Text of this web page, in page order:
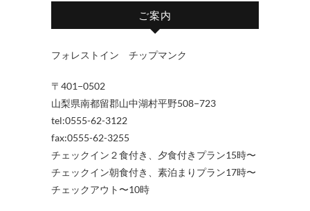
ご案内
フォレストイン チップマンク
〒401−0502
山梨県南都留郡山中湖村平野508−723
tel:0555-62-3122
fax:0555-62-3255
チェックイン２食付き、夕食付きプラン15時〜
チェックイン朝食付き、素泊まりプラン17時〜
チェックアウト〜10時